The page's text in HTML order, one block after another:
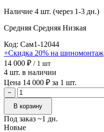
Наличие 4 шт. (через 1-3 дн.)
Средняя Средняя Низкая
Код: Сам1-12044
+Скидка 20% на шиномонтаж
14 000 ₽ / 1 шт
4 шт. в наличии
Цена 14 000 ₽ за 1 шт.
−
В корзину
Под заказ ~1 дн.
Новые